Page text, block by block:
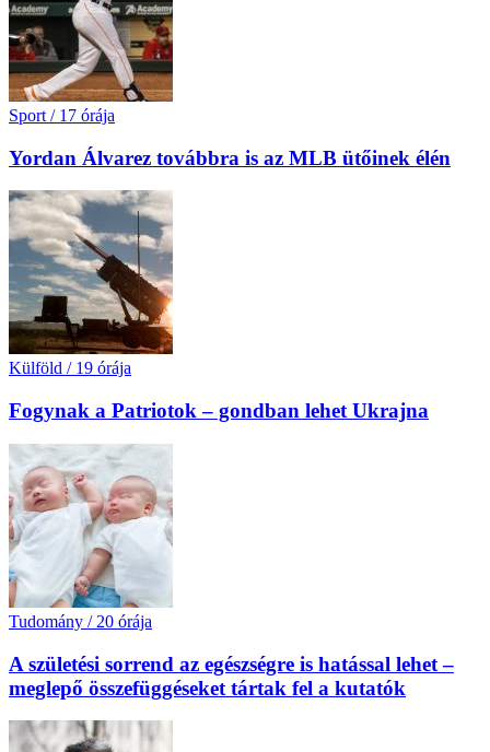
Sport / 17 órája
Yordan Álvarez továbbra is az MLB ütőinek élén
Külföld / 19 órája
Fogynak a Patriotok – gondban lehet Ukrajna
Tudomány / 20 órája
A születési sorrend az egészségre is hatással lehet –
meglepő összefüggéseket tártak fel a kutatók